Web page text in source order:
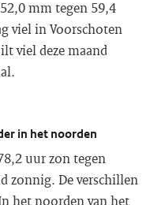
mm tegen 59,4
viel in Voorschoten
viel deze maand
in het noorden
uur zon tegen
zonnig. De verschillen
het noorden van het